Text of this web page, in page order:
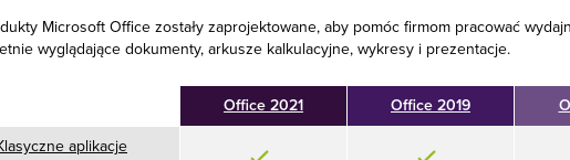
Microsoft Office zostały zaprojektowane, aby pomóc firmom pracować
wyglądające dokumenty, arkusze kalkulacyjne, wykresy i prezentacje.
Office 2021 Office 2019
aplikacje